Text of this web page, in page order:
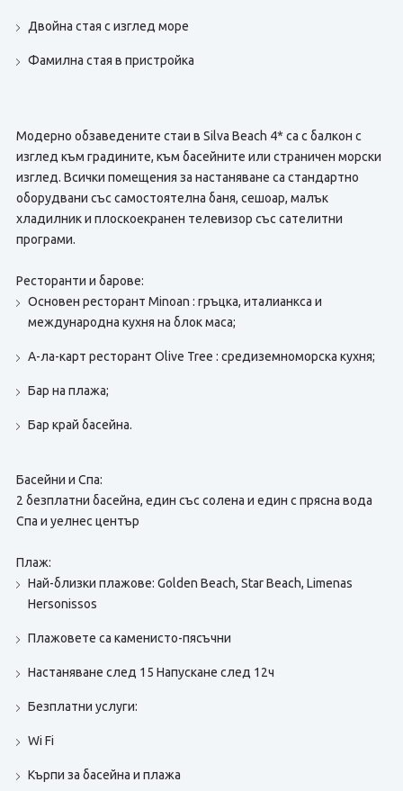
Двойна стая с изглед море
Фамилна стая в пристройка
Модерно обзаведените стаи в Silva Beach 4* са с балкон с
изглед към градините, към басейните или страничен морски
изглед. Всички помещения за настаняване са стандартно
оборудвани със самостоятелна баня, сешоар, малък
хладилник и плоскоекранен телевизор със сателитни
програми.
Ресторанти и барове:
Основен ресторант Minoan : гръцка, италианкса и
международна кухня на блок маса;
А-ла-карт ресторант Olive Tree : средиземноморска кухня;
Бар на плажа;
Бар край басейна.
Басейни и Спа:
2 безплатни басейна, един със солена и един с прясна вода
Спа и уелнес център
Плаж:
Най-близки плажове: Golden Beach, Star Beach, Limenas
Hersonissos
Плажовете са каменисто-пясъчни
Настаняване след 15 Напускане след 12ч
Безплатни услуги:
Wi Fi
Кърпи за басейна и плажа